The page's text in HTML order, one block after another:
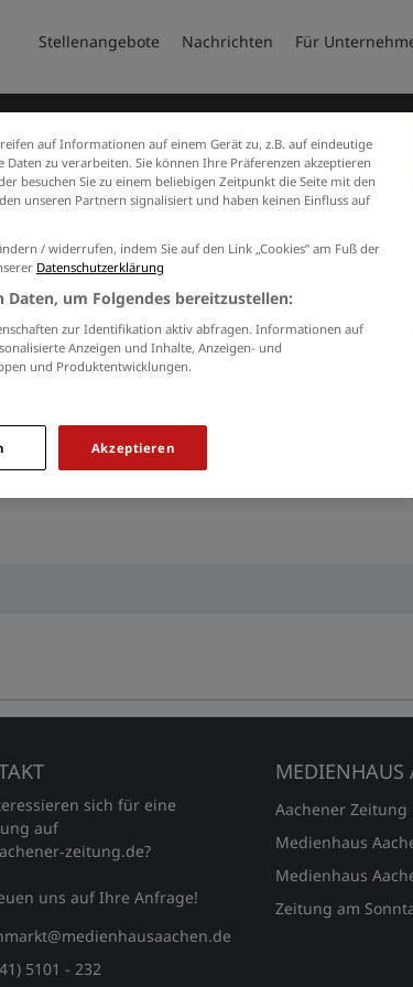
Stellenangebote Nachrichten Für
sich für eine
auf
uns auf Ihre Anfrage!
5101 - 232
MEDIENHAUS
Aachener Zeitung
Medienhaus
Medienhaus
Zeitung am
auf Informationen auf einem Gerät zu, z.B. auf eindeutige
zu verarbeiten. Sie können Ihre Präferenzen akzeptieren
besuchen Sie zu einem beliebigen Zeitpunkt die Seite mit den
unseren Partnern signalisiert und haben keinen Einfluss auf
/ widerrufen, indem Sie auf den Link „Cookies” am Fuß der
Datenschutzerklärung
um Folgendes bereitzustellen:
zur Identifikation aktiv abfragen. Informationen auf
Anzeigen und Inhalte, Anzeigen- und
und Produktentwicklungen.
Akzeptieren